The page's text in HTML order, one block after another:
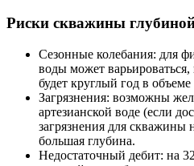
Риски скважины
Сезонные колебания: для
воды может
будет круглый год в
Загрязнения: возможны
артезианской воде (если
загрязнения для
большая глубина.
Недостаточный дебит: на